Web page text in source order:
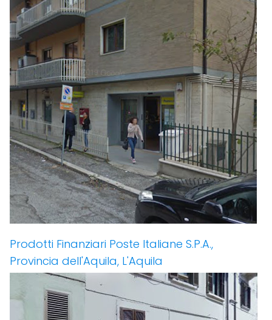
Prodotti Finanziari Poste Italiane S.P.A.,
Provincia dell'Aquila, L'Aquila